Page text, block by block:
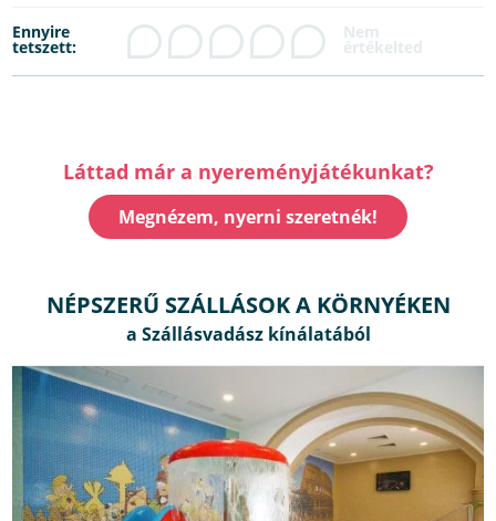
Ennyire
tetszett:
Láttad már a nyereményjátékunkat?
Megnézem, nyerni szeretnék!
NÉPSZERŰ SZÁLLÁSOK A KÖRNYÉKEN